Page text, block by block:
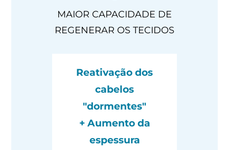
MAIOR CAPACIDADE DE
REGENERAR OS TECIDOS
Reativação dos
cabelos
"dormentes"
+ Aumento da
espessura